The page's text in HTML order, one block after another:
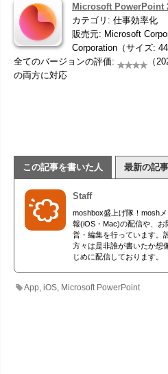
Microsoft PowerPoint
カテゴリ: 仕事効率化
販売元: Microsoft
Corporation（サイズ:
全てのバージョンの評価:
（
の両方に対応
この記事を書いた人 最新の記事
Staff
moshbox盛上げ隊！mosh
報(iOS・Mac)の配信や、
営・編集を行っています。
方々は是非誰が書いたか想
じめに配信しております。
App ,iOS Microsoft PowerPoint